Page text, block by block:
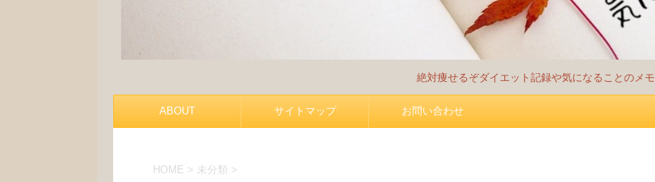
絶対痩せるぞダイエット記録や気になることのメモ
ABOUT サイトマップ お問い合わせ
HOME > 未分類 >